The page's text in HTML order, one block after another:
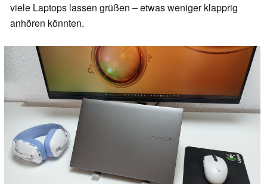
viele Laptops lassen grüßen – etwas weniger klapprig
anhören könnten.